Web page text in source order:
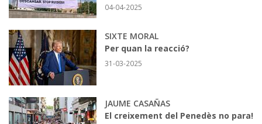
04-04-2025
SIXTE MORAL
Per quan la reacció?
31-03-2025
JAUME CASAÑAS
El creixement del Penedès no para!